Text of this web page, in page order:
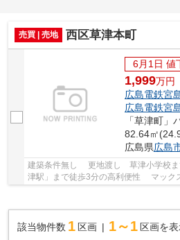
売買 | 売地 西区草津本町
6月1日 値
1,999万円
広島電鉄宮
広島電鉄宮
「草津町
82.64㎡
広島県広島
建築条件無し 更地渡し 草津小学校
津駅」まで徒歩3分の高利便性 マック
該当物件数 1 区画 1～1 区画を